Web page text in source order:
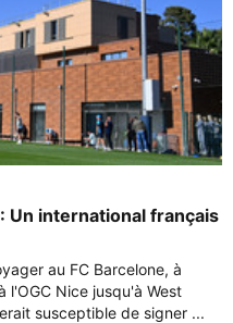
Un international français
au FC Barcelone, à
l'OGC Nice jusqu'à West
susceptible de signer ...